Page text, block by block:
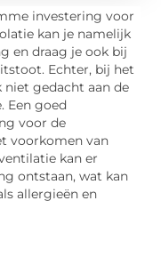
investering voor
kan je namelijk
en draag je ook bij
Echter, bij het
niet gedacht aan de
Een goed
voor de
voorkomen van
kan er
ontstaan, wat kan
allergieën en